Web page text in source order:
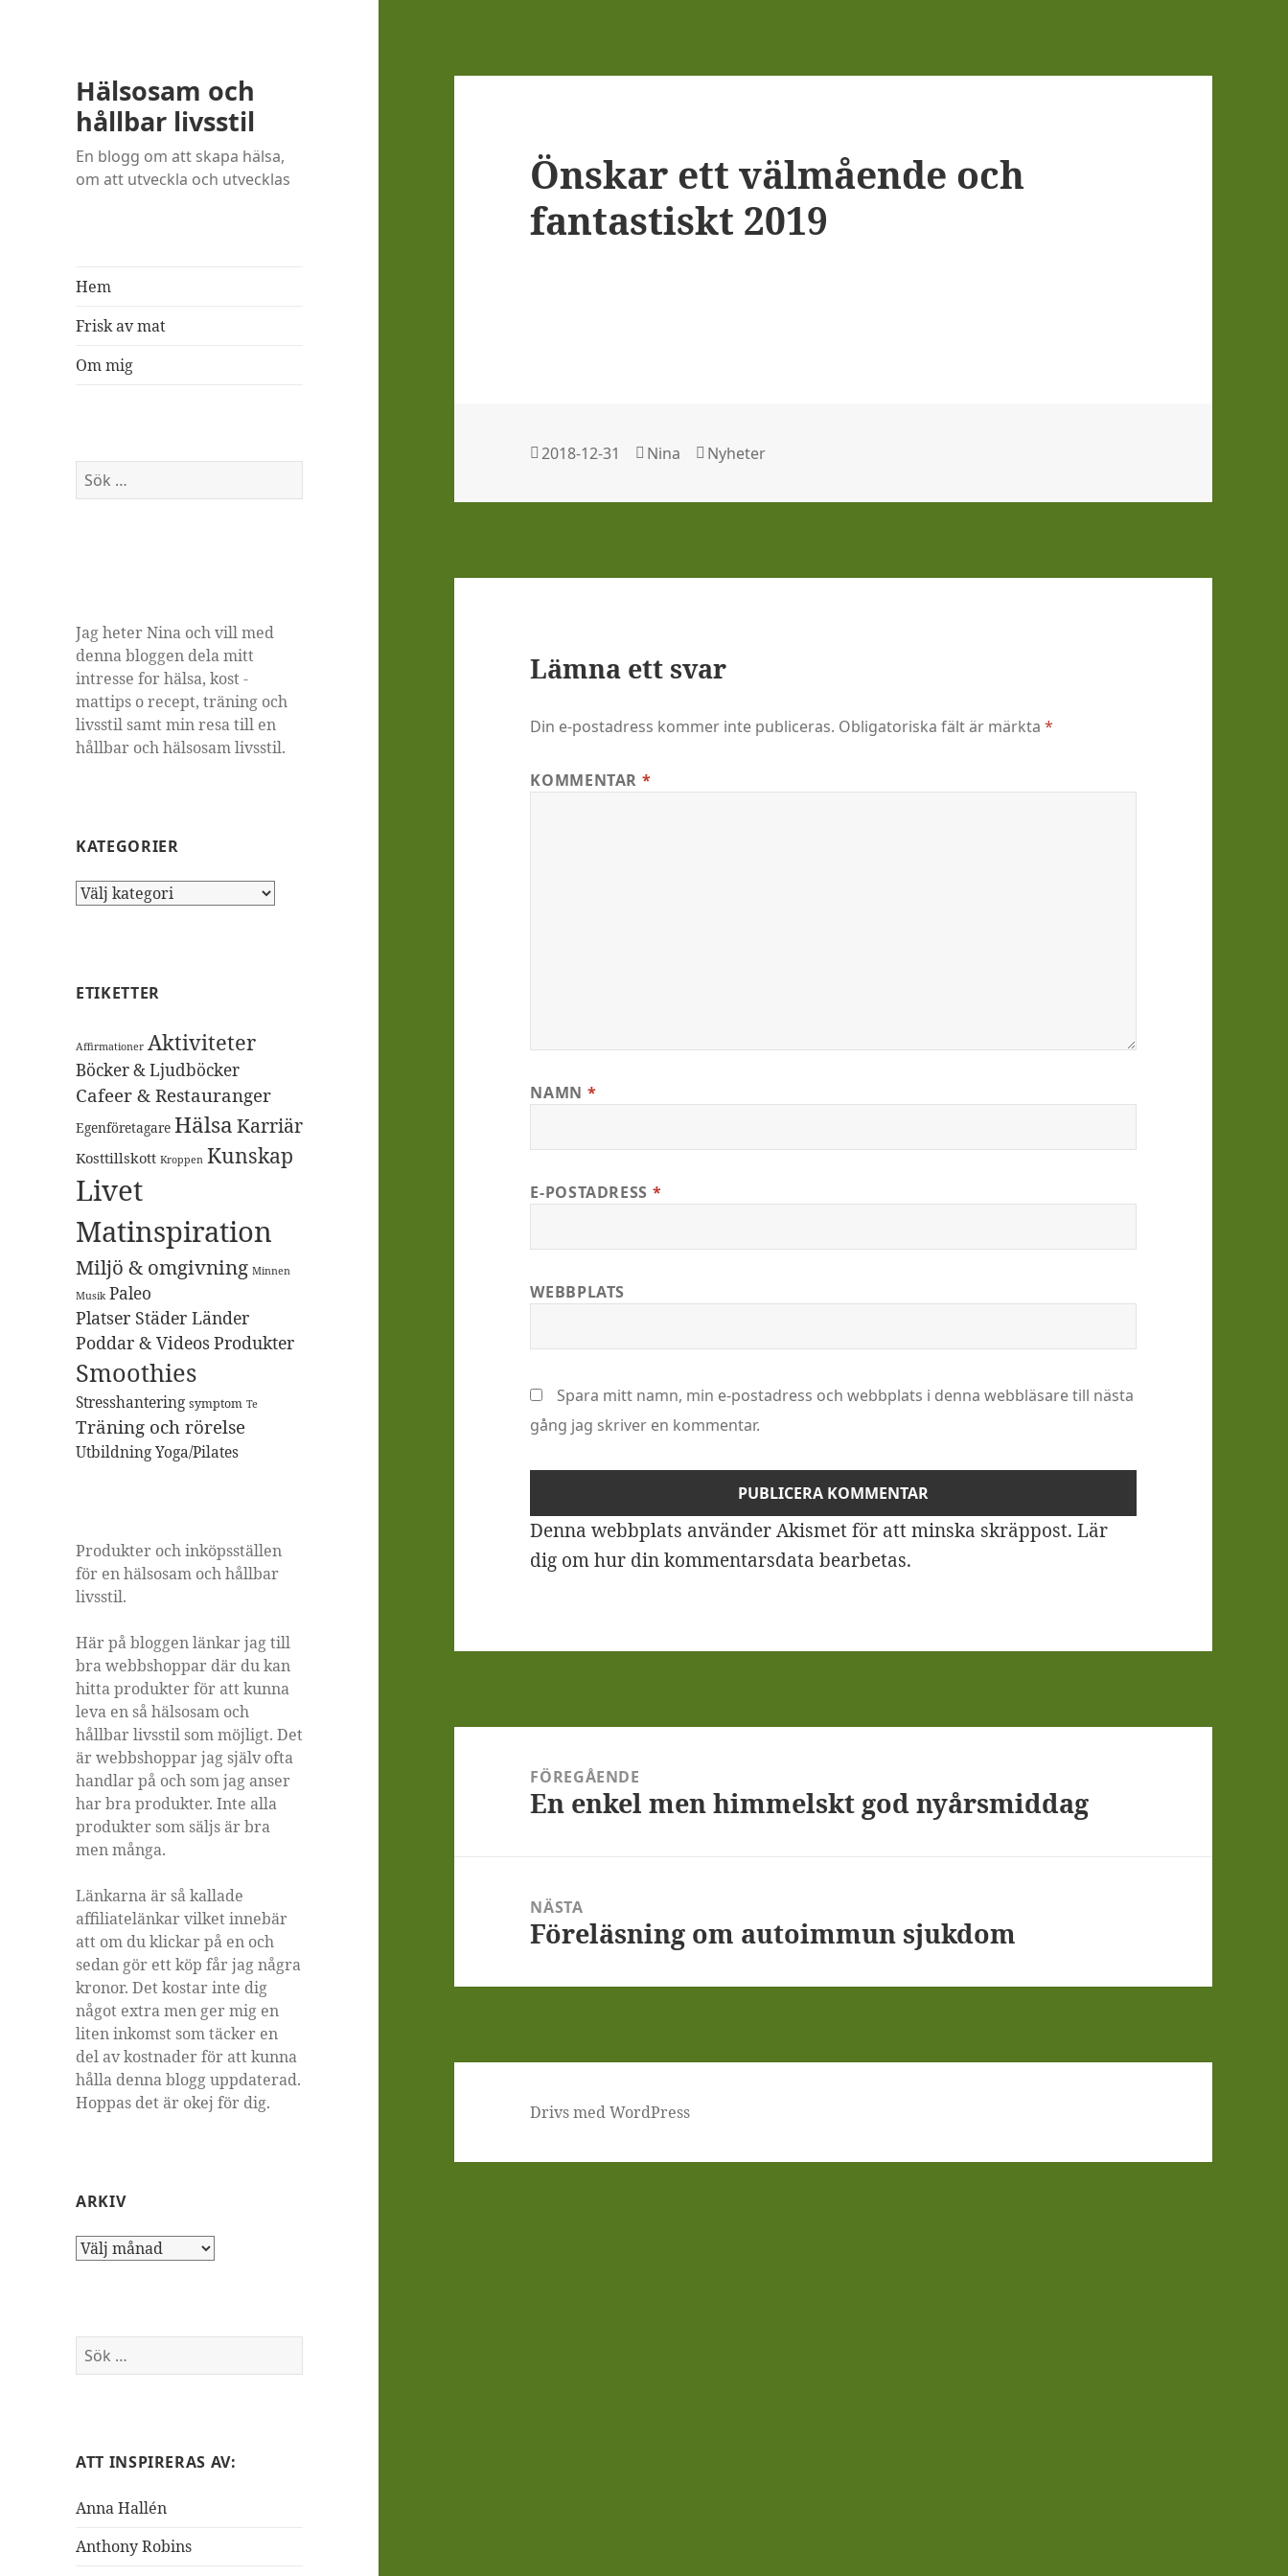
Hälsosam och
hållbar livsstil
En blogg om att skapa hälsa,
om att utveckla och utvecklas
Hem
Frisk av mat
Om mig
Sök
efter:
Jag heter Nina och vill med
denna bloggen dela mitt
intresse for hälsa, kost -
mattips o recept, träning och
livsstil samt min resa till en
hållbar och hälsosam livsstil.
KATEGORIER
Kategorier
ETIKETTER
Affirmationer Aktiviteter
Böcker & Ljudböcker
Cafeer & Restauranger
Egenföretagare HälsaKarriär
Kosttillskott Kroppen Kunskap
Livet
Matinspiration
Miljö & omgivning Minnen
Musik Paleo
Platser Städer Länder
Poddar & VideosProdukter
Smoothies
Stresshantering symptom Te
Träning och rörelse
UtbildningYoga/Pilates
Produkter och inköpsställen
för en hälsosam och hållbar
livsstil.
Här på bloggen länkar jag till
bra webbshoppar där du kan
hitta produkter för att kunna
leva en så hälsosam och
hållbar livsstil som möjligt. Det
är webbshoppar jag själv ofta
handlar på och som jag anser
har bra produkter. Inte alla
produkter som säljs är bra
men många.
Länkarna är så kallade
affiliatelänkar vilket innebär
att om du klickar på en och
sedan gör ett köp får jag några
kronor. Det kostar inte dig
något extra men ger mig en
liten inkomst som täcker en
del av kostnader för att kunna
hålla denna blogg uppdaterad.
Hoppas det är okej för dig.
ARKIV
Arkiv
Sök
efter:
ATT INSPIRERAS AV:
Anna Hallén
Anthony Robins
Önskar ett välmående och
fantastiskt 2019
Postat
2018-12-31 Författare
Nina Kategorier
Nyheter
Lämna ett svar
Din e-postadress kommer inte publiceras. Obligatoriska fält är märkta*
KOMMENTAR *
NAMN *
E-POSTADRESS *
WEBBPLATS
Spara mitt namn, min e-postadress och webbplats i denna webbläsare till nästa
gång jag skriver en kommentar.
Denna webbplats använder Akismet för att minska skräppost.Lär
dig om hur din kommentarsdata bearbetas.
FÖREGÅENDE
Föregående
En enkel men himmelskt god nyårsmiddag
NÄSTA
Nästa
Föreläsning om autoimmun sjukdom
Drivs med WordPress